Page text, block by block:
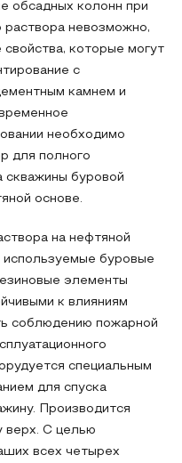
обсадных колонн при
раствора невозможно,
которые могут
с
камнем и
необходимо
для полного
скважины буровой
основе.
на нефтяной
используемые буровые
элементы
к влияниям
соблюдению пожарной
специальным
для спуска
Производится
верх. С целью
всех четырех